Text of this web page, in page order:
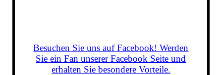
Besuchen Sie uns auf Facebook! Werden
Sie ein Fan unserer Facebook Seite und
erhalten Sie besondere Vorteile.